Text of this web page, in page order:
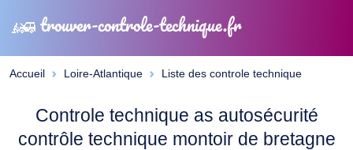
trouver-controle-technique.fr
Accueil Loire-Atlantique Liste des controle technique
Controle technique as autosécurité
contrôle technique montoir de bretagne